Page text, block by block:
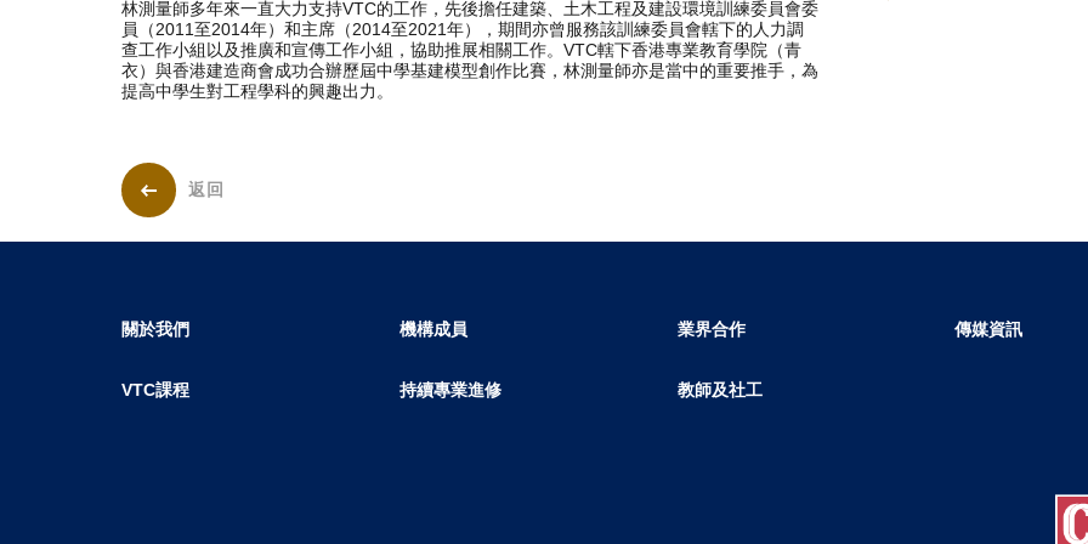
林測量師多年來一直大力支持VTC的工作，先後擔任建築、土木工程及建設環境訓練委員會委
員（2011至2014年）和主席（2014至2021年），期間亦曾服務該訓練委員會轄下的人力調
查工作小組以及推廣和宣傳工作小組，協助推展相關工作。VTC轄下香港專業教育學院（青
衣）與香港建造商會成功合辦歷屆中學基建模型創作比賽，林測量師亦是當中的重要推手，為
提高中學生對工程學科的興趣出力。
返回
關於我們 機構成員 業界合作 傳媒資訊
VTC課程 持續專業進修 教師及社工